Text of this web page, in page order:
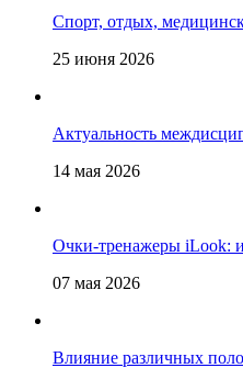
Спорт, отдых,
25 июня 2026
Актуальность
14 мая 2026
Очки-тренажеры iLook:
07 мая 2026
Влияние различных